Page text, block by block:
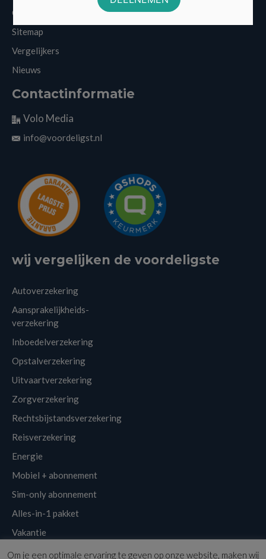
Cookies
Sitemap
Vergelijkers
Nieuws
Contactinformatie
Volo Media
info@voordeligst.nl
wij vergelijken de voordeligste
Autoverzekering
Aansprakelijkheids-
verzekering
Inboedelverzekering
Opstalverzekering
Uitvaartverzekering
Zorgverzekering
Rechtsbijstandsverzekering
Reisverzekering
Energie
Mobiel + abonnement
Sim-only abonnement
Alles-in-1 pakket
Vakantie
Om je een optimale ervaring te geven op onze website, maken wij